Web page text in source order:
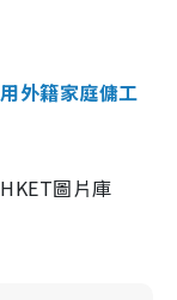
外籍家庭傭工
HKET圖片庫